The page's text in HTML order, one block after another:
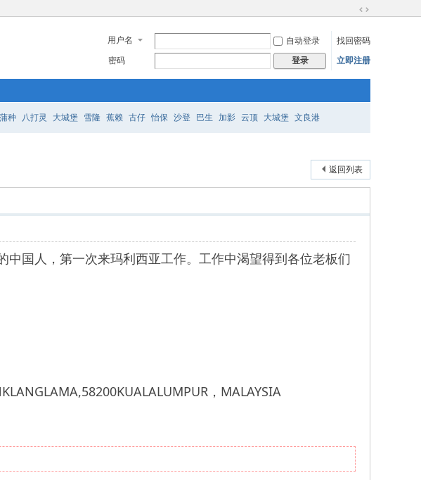
换
到
宽
用户名 自动登录
找回密码
密码
登录 立即注册
蒲种 八打灵 大城堡 雪隆 蕉赖 古仔 怡保 沙登 巴生 加影 云顶 大城堡 文良港
返回列表
中国人，第一次来玛利西亚工作。工作中渴望得到各位老板们
，MALAYSIA